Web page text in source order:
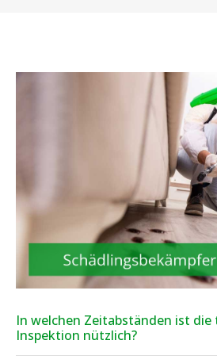
In welchen Zeitabständen ist
Inspektion nützlich?